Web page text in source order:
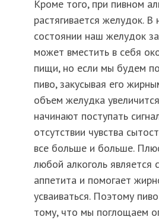
Кроме того, при пивном
растягивается желудок. В
состоянии наш желудок
может вместить в себя
пищи, но если мы будем
пиво, закусывая его
объем желудка
начинают поступать
отсутствии чувства
все больше и больше.
любой алкоголь является
аппетита и помогает
усваиваться. Поэтому
тому, что мы поглощаем